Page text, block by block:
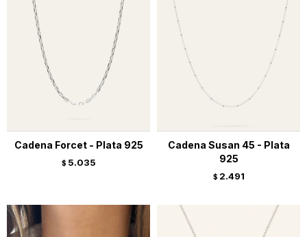
Cadena Forcet - Plata 925
$ 5.035
Cadena Susan 45 - Plata
925
$ 2.491